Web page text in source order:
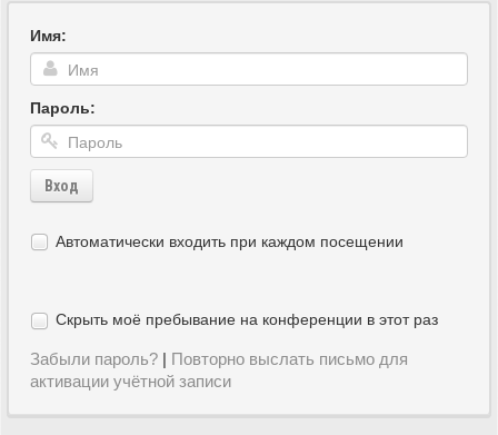
Имя:
Пароль:
Вход
Автоматически входить при каждом посещении
Скрыть моё пребывание на конференции в этот раз
Забыли пароль? | Повторно выслать письмо для
активации учётной записи